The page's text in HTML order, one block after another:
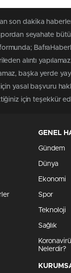
son dakika
seyahate
alıntı
başka yerde
yasal başvuru
için teşekkür
GENEL
Gündem
Dünya
Ekonomi
Spor
Teknoloji
Sağlık
Nelerdir?